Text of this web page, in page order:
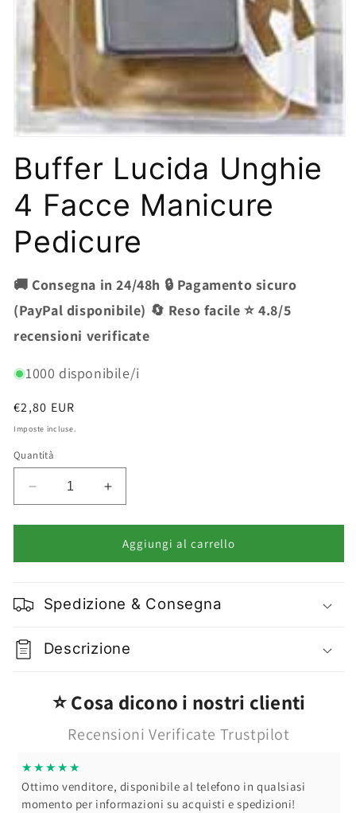
multimediali
1
finestra
modale
Buffer Lucida Unghie
4 Facce Manicure
Pedicure
🚚 Consegna in 24/48h 🔒 Pagamento sicuro
(PayPal disponibile) 🔄 Reso facile ⭐ 4.8/5
recensioni verificate
1000 disponibile/i
Prezzo
di
€2,80 EUR
Imposte incluse.
Quantità
Diminuisci
quantità
per
Lucida
Facce
Pedicure
Aumenta
quantità
per
Buffer
Lucida
Facce
Pedicure
Aggiungi al carrello
Spedizione & Consegna
Descrizione
⭐ Cosa dicono i nostri clienti
Recensioni Verificate Trustpilot
★★★★★
Ottimo venditore, disponibile al telefono in qualsiasi
momento per informazioni su acquisti e spedizioni!